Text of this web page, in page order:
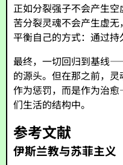
正如分裂强子不会产生
苦分裂灵魂不会产生虚
平衡自己的方式：通过持
最终，一切回归到基线
的源头。但在那之前，
作为惩罚，而是作为治
们生活的结构中。
参考文献
伊斯兰教与苏菲主义